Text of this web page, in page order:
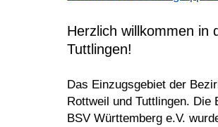
Herzlich willkommen in
Tuttlingen!
Das Einzugsgebiet der
Rottweil und Tuttlingen. Die
BSV Württemberg e.V.